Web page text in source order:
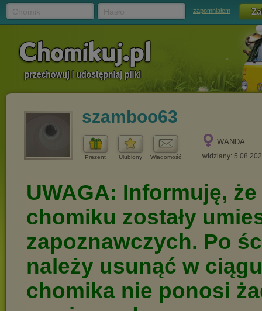
zapomniałem
szamboo63
Prezent Ulubiony Wiadomość
WANDA
widziany: